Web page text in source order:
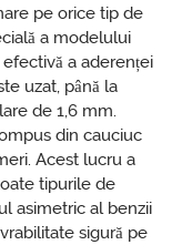
pe orice tip de
a modelului
a aderenței
uzat, până la
de 1,6 mm.
din cauciuc
Acest lucru a
tipurile de
asimetric al benzii
sigură pe